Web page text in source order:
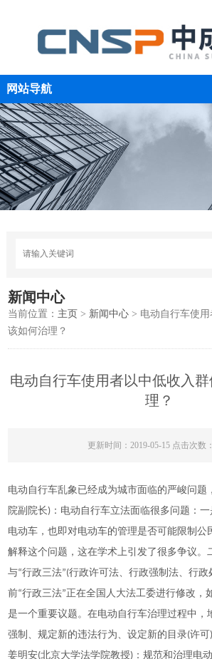
网站导航
新闻中心
当前位置： 主页 > 新闻中心 > 电动自行车使
该如何治理？
电动自行车使用者以中低收入
理？
更新时间：2019-05-15 点击次数
电动自行车乱象已经成为城市面临的严峻问题
院副院长)：电动自行车立法面临很多问题：
电动车，也即对电动车的管理是否可能限制公
解释这个问题，这在学术上引发了很多争议。
与“行政三法”(行政许可法、行政强制法、行政
前“行政三法”正在全国人大法工委进行修改，
是一个重要议题。在电动自行车治理过程中，
强制、规定新的违法行为、设定新的目录(许可
姜明安(北京大学法学院教授)：规范和治理电